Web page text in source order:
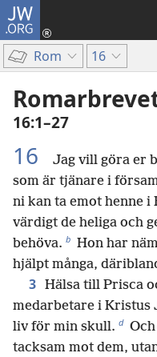
JW.ORG
Rom 16
16:1–27
16
Jag vill göra er
som är tjänare i
ni kan ta emot henne i
värdigt de heliga och
behöva. b Hon har
hjälpt många,
3 Hälsa till Prisca
medarbetare i Kristus
liv för min skull. d
tacksam mot dem,